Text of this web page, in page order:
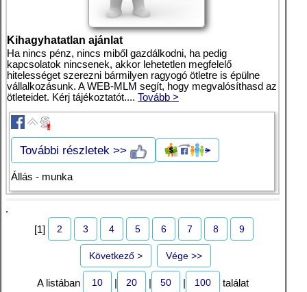
Kihagyhatatlan ajánlat
Ha nincs pénz, nincs miből gazdálkodni, ha pedig
kapcsolatok nincsenek, akkor lehetetlen megfelelő
hitelességet szerezni bármilyen ragyogó ötletre is épülne
vállalkozásunk. A WEB-MLM segít, hogy megvalósíthasd az
ötleteidet. Kérj tájékoztatót.... Tovább >
További részletek >>
Állás - munka
.
[1]
2 3 4 5 6 7 8 9
Következő > Vége >>
A listában 10 20 50 100 találat